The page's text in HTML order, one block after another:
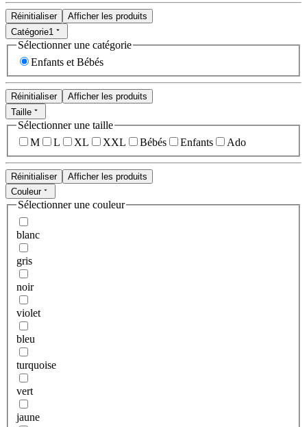
Réinitialiser
Afficher les produits
Catégorie1
Sélectionner une catégorie
Enfants et Bébés
Réinitialiser
Afficher les produits
Taille
Sélectionner une taille
M
L XL XXL Bébés Enfants Ado
Réinitialiser
Afficher les produits
Couleur
Sélectionner une couleur
blanc
gris
noir
violet
bleu
turquoise
vert
jaune